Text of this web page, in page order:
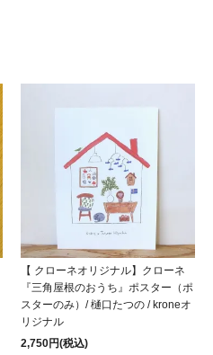
【 クローネオリジナル】クローネ
『三角屋根のおうち』ポスター（ポ
スターのみ）/ 樋口たつの / kroneオ
リジナル
2,750円(税込)